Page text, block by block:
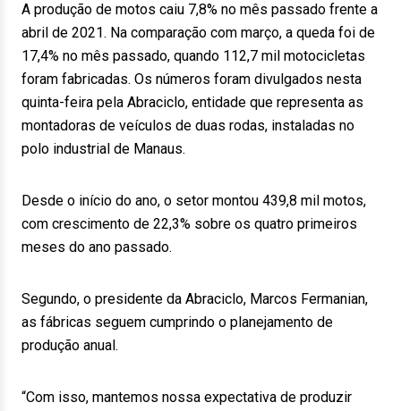
A produção de motos caiu 7,8% no mês passado frente a
abril de 2021. Na comparação com março, a queda foi de
17,4% no mês passado, quando 112,7 mil motocicletas
foram fabricadas. Os números foram divulgados nesta
quinta-feira pela Abraciclo, entidade que representa as
montadoras de veículos de duas rodas, instaladas no
polo industrial de Manaus.
Desde o início do ano, o setor montou 439,8 mil motos,
com crescimento de 22,3% sobre os quatro primeiros
meses do ano passado.
Segundo, o presidente da Abraciclo, Marcos Fermanian,
as fábricas seguem cumprindo o planejamento de
produção anual.
“Com isso, mantemos nossa expectativa de produzir